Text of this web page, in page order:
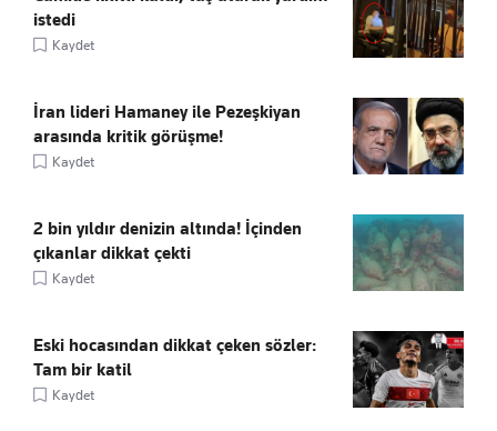
istedi
Kaydet
İran lideri Hamaney ile Pezeşkiyan
arasında kritik görüşme!
Kaydet
2 bin yıldır denizin altında! İçinden
çıkanlar dikkat çekti
Kaydet
Eski hocasından dikkat çeken sözler:
Tam bir katil
Kaydet